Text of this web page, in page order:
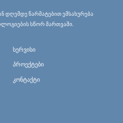
დღემდე წარმატებით ემსახურება
სწორ მართვაში.
სერვისი
პროექტები
კონტაქტი